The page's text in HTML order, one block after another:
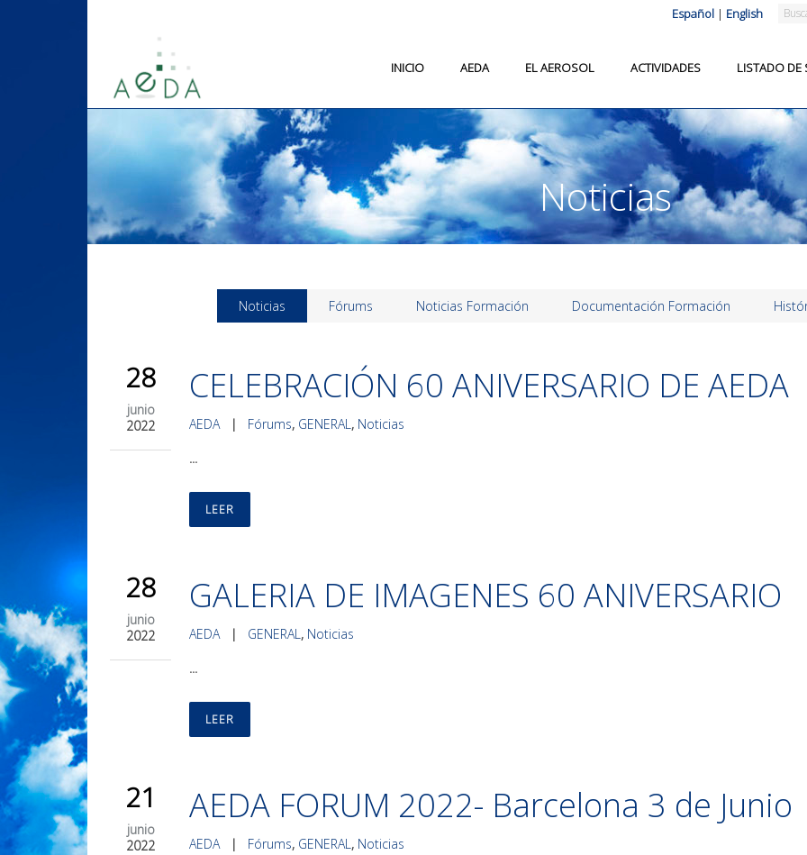
Español| English
INICIO AEDA EL AEROSOL ACTIVIDADES LISTADO DE
Noticias
Noticias Fórums Noticias Formación Documentación Formación
28
junio
2022
CELEBRACIÓN 60 ANIVERSARIO DE AEDA
AEDA| Fórums, GENERAL, Noticias
...
LEER
28
junio
2022
GALERIA DE IMAGENES 60 ANIVERSARIO
AEDA| GENERAL, Noticias
...
LEER
21
junio
2022
AEDA FORUM 2022- Barcelona 3 de Junio
AEDA| Fórums, GENERAL, Noticias